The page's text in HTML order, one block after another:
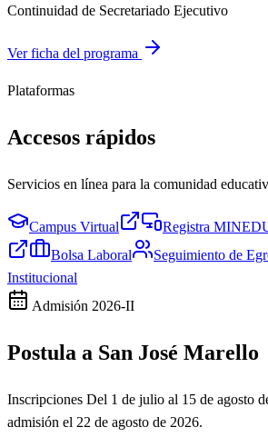
Continuidad de Secretariado Ejecutivo
Ver ficha del programa
Plataformas
Accesos rápidos
Servicios en línea para la comunidad
Campus Virtual Registra
Bolsa Laboral
Seguimiento de
Institucional
Admisión 2026-II
Postula a San José Marello
Inscripciones Del 1 de julio al 15 de agosto
admisión el 22 de agosto de 2026.